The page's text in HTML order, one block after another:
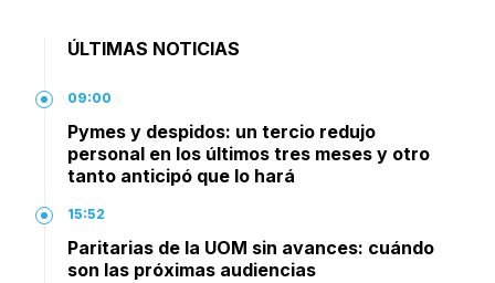
ÚLTIMAS NOTICIAS
09:00
Pymes y despidos: un tercio redujo
personal en los últimos tres meses y otro
tanto anticipó que lo hará
15:52
Paritarias de la UOM sin avances: cuándo
son las próximas audiencias